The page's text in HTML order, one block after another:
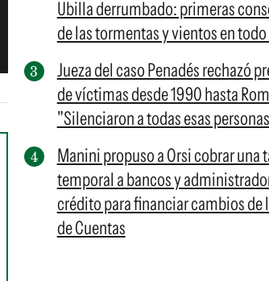
Ubilla derrumbado: primeras
de las tormentas y vientos en
Jueza del caso Penadés rechazó
de víctimas desde 1990 hasta
"Silenciaron a todas esas
Manini propuso a Orsi cobrar una
temporal a bancos y
crédito para financiar cambios de
de Cuentas